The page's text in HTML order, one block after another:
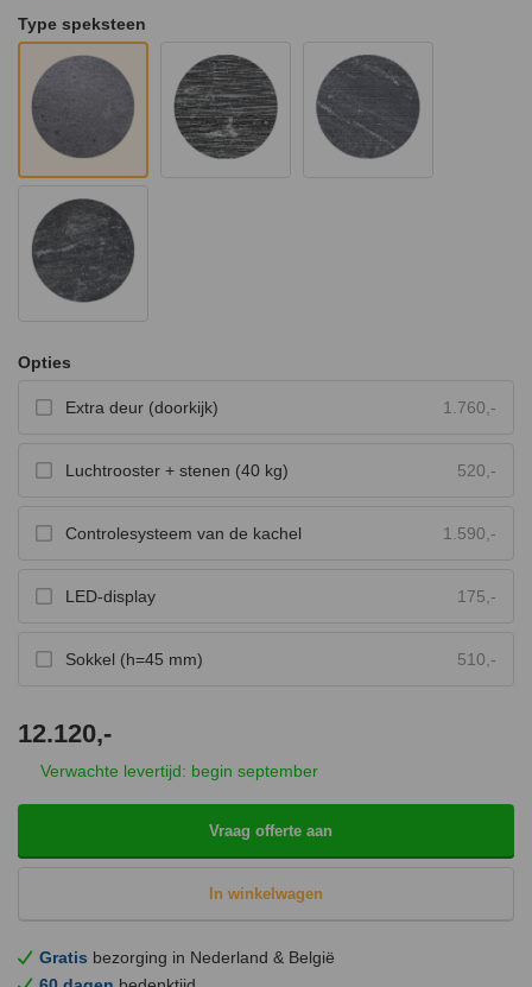
Type speksteen
Opties
Extra deur (doorkijk) 1.760,-
Luchtrooster + stenen (40 kg) 520,-
Controlesysteem van de kachel 1.590,-
LED-display 175,-
Sokkel (h=45 mm) 510,-
12.120,-
Verwachte levertijd: begin september
Vraag offerte aan
In winkelwagen
Gratis bezorging in Nederland & België